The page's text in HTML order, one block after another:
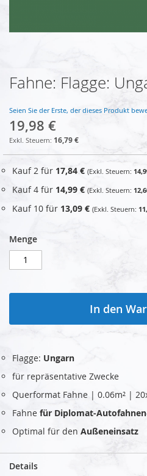
Zum
Anfang
Bildgalerie
springen
Fahne: Flagge:
Seien Sie der Erste, der dieses Produkt
19,98 €
16,79 €
Kauf 2 für 17,84 €
Kauf 4 für 14,99 €
Kauf 10 für 13,09 €
Menge
In den
Flagge: Ungarn
für repräsentative Zwecke
Querformat Fahne | 0.06m² |
Fahne für Diplomat-Autofahnen
Optimal für den Außeneinsatz
Details